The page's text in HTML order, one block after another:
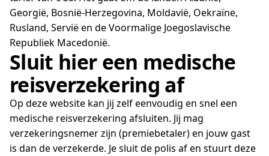
Georgië, Bosnië-Herzegovina, Moldavië, Oekraïne,
Rusland, Servië en de Voormalige Joegoslavische
Republiek Macedonië.
Sluit hier een medische
reisverzekering af
Op deze website kan jij zelf eenvoudig en snel een
medische reisverzekering afsluiten. Jij mag
verzekeringsnemer zijn (premiebetaler) en jouw gast
is dan de verzekerde. Je sluit de polis af en stuurt deze